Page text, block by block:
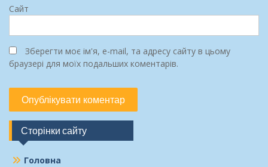
Сайт
Зберегти моє ім'я, e-mail, та адресу сайту в цьому
браузері для моїх подальших коментарів.
Сторінки сайту
Головна